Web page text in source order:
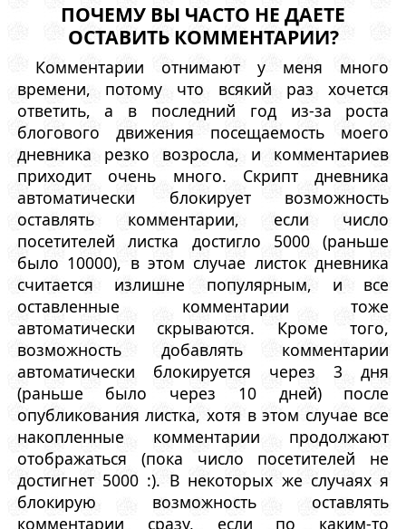
ПОЧЕМУ ВЫ ЧАСТО НЕ ДАЕТЕ
ОСТАВИТЬ КОММЕНТАРИИ?
Комментарии отнимают у меня много
времени, потому что всякий раз хочется
ответить, а в последний год из-за роста
блогового движения посещаемость моего
дневника резко возросла, и комментариев
приходит очень много. Скрипт дневника
автоматически блокирует возможность
оставлять комментарии, если число
посетителей листка достигло 5000 (раньше
было 10000), в этом случае листок дневника
считается излишне популярным, и все
оставленные комментарии тоже
автоматически скрываются. Кроме того,
возможность добавлять комментарии
автоматически блокируется через 3 дня
(раньше было через 10 дней) после
опубликования листка, хотя в этом случае все
накопленные комментарии продолжают
отображаться (пока число посетителей не
достигнет 5000 :). В некоторых же случаях я
блокирую возможность оставлять
комментарии сразу, если по каким-то